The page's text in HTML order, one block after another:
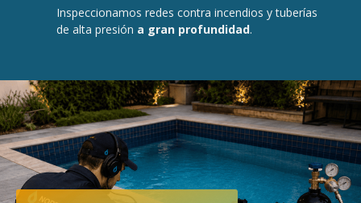
Inspeccionamos redes contra incendios y tuberías
de alta presión a gran profundidad.